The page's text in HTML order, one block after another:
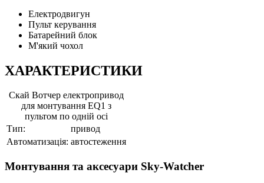
Електродвигун
Пульт керування
Батарейний блок
М'який чохол
ХАРАКТЕРИСТИКИ
Скай Вотчер електропривод
для монтування EQ1 з
пультом по одній осі
Тип:
привод
Автоматизація: автостеження
Монтування та аксесуари Sky-Watcher